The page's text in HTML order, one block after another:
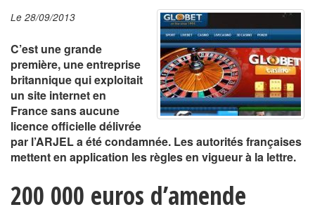
Le 28/09/2013
C’est une grande
première, une entreprise
britannique qui exploitait
un site internet en
France sans aucune
licence officielle délivrée
par l’ARJEL a été condamnée. Les autorités françaises
mettent en application les règles en vigueur à la lettre.
200 000 euros d’amende